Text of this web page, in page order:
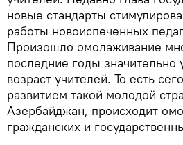
новые стандарты
работы новоиспеченных
Произошло омолаживание
последние годы
возраст учителей. То есть
развитием такой молодой
Азербайджан, происходит
гражданских и